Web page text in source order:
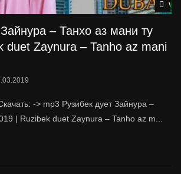
– Танхо аз мани ту
duet Zaynura – Tanho az mani
-> mp3 Рузибек дует Зайнура –
| Ruzibek duet Zaynura – Tanho az m...